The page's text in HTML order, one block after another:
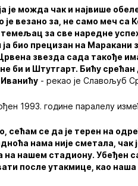
је можда чак и највише
је везано за, не само меч
темељац за све наредне
ја био прецизан на
звезда сада такође
би и Штутгарт. Бићу
- рекао је Славољуб
1993. године паралелу
сећам се да је терен на
нама није сметала, чак
на нашем стадиону. Убеђен
после утакмице, као наша